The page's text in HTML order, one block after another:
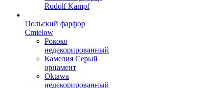
Rudolf Kampf
Польский фарфор
Сmielow
Рококо
недекорированный
Камелия Серый
орнамент
Oktawa
недекорированный